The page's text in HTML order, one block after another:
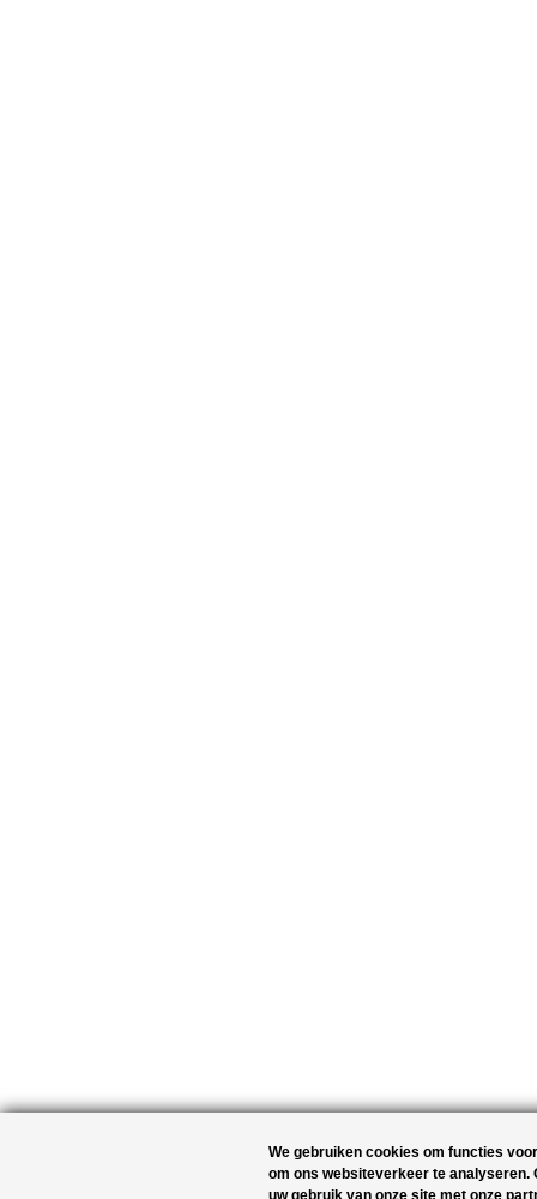
We gebruiken cookies om functies
om ons websiteverkeer te analyseren.
uw gebruik van onze site met onze